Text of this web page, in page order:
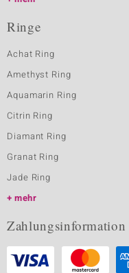
Ringe
Achat Ring
Amethyst Ring
Aquamarin Ring
Citrin Ring
Diamant Ring
Granat Ring
Jade Ring
mehr
Zahlungsinformation